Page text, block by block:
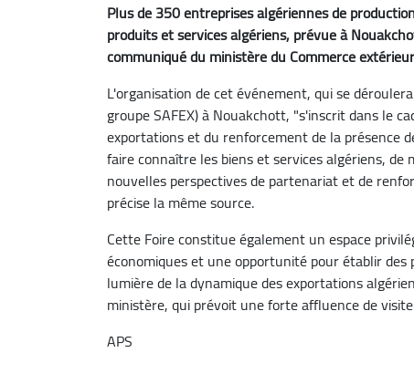
Plus de 350 entreprises algériennes de
produits et services algériens, prévue à
communiqué du ministère du Commerce
L'organisation de cet événement, qui se
groupe SAFEX) à Nouakchott, "s'inscrit dans le
exportations et du renforcement de la présence
faire connaître les biens et services algériens,
nouvelles perspectives de partenariat et de
précise la même source.
Cette Foire constitue également un espace
économiques et une opportunité pour établir
lumière de la dynamique des exportations
ministère, qui prévoit une forte affluence de
APS